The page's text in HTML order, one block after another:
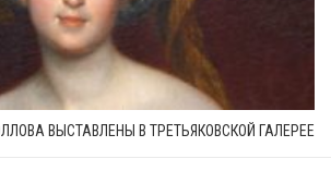
ВЫСТАВЛЕНЫ В ТРЕТЬЯКОВСКОЙ ГАЛЕРЕЕ